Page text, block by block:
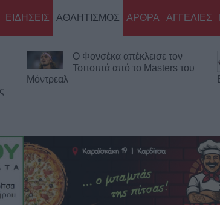
ΕΙΔΗΣΕΙΣ ΑΘΛΗΤΙΣΜΟΣ ΑΡΘΡΑ ΑΓΓΕΛΙΕΣ
Η Ε.Ο.Α.Σ.Κ. καταδικάζει τη
σύλληψη του προέδρου του
Εργατικού Κέντρου Λάρισας